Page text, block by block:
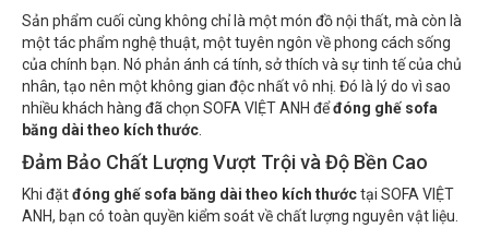
Sản phẩm cuối cùng không chỉ là một món đồ nội thất, mà còn là
một tác phẩm nghệ thuật, một tuyên ngôn về phong cách sống
của chính bạn. Nó phản ánh cá tính, sở thích và sự tinh tế của chủ
nhân, tạo nên một không gian độc nhất vô nhị. Đó là lý do vì sao
nhiều khách hàng đã chọn SOFA VIỆT ANH đểđóng ghế sofa
băng dài theo kích thước
Đảm Bảo Chất Lượng Vượt Trội và Độ Bền Cao
Khi đặtđóng ghế sofa băng dài theo kích thướctại SOFA VIỆT
ANH, bạn có toàn quyền kiểm soát về chất lượng nguyên vật liệu.